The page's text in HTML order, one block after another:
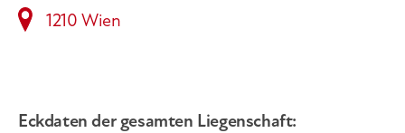
1210 Wien
Eckdaten der gesamten Liegenschaft: